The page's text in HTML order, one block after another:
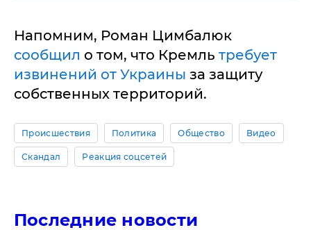
Напомним, Роман Цимбалюк
сообщил о том, что Кремль требует
извинений от Украины за защиту
собственных территорий.
Происшествия Политика Общество Видео
Скандал Реакция соцсетей
Последние новости